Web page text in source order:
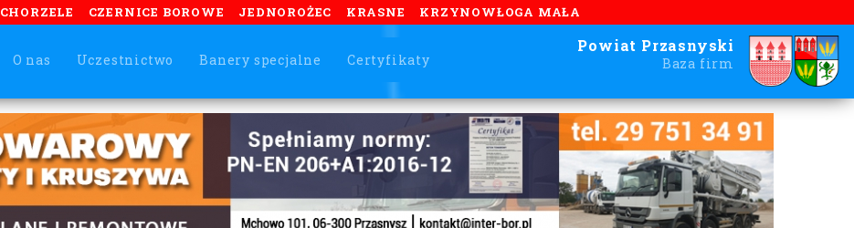
CHORZELE CZERNICE BOROWE JEDNOROŻEC KRASNE KRZYNOWŁOGA MAŁA
O nas Uczestnictwo Banery specjalne Certyfikaty
Powiat Przasnyski
Baza firm